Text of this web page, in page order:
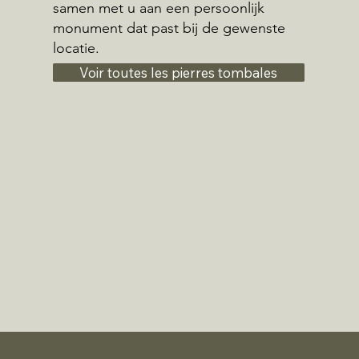
samen met u aan een persoonlijk
monument dat past bij de gewenste
locatie.
Voir toutes les pierres tombales